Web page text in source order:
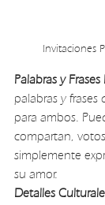
Invitaciones
Palabras y Frases
palabras y frases
para ambos.
compartan,
simplemente
su amor.
Detalles